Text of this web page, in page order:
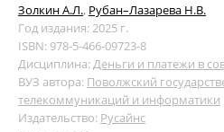
Золкин А.Л., Рубан–Лазарева Н.В.
Год издания: 2025 г.
ISBN: 978-5-466-09723-8
Дисциплина:Деньги и платежи в
ВУЗ автора: Поволжский
телекоммуникаций и информатики
Издательство: Русайнс